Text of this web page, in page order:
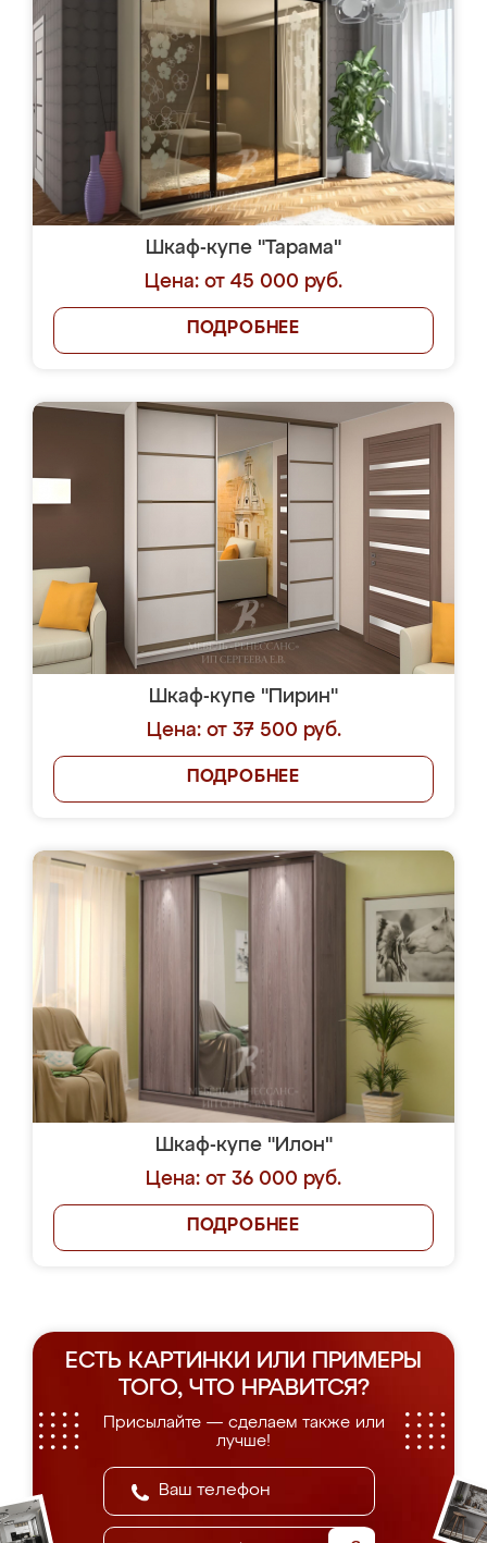
Шкаф-купе "Тарама"
Цена: от 45 000 руб.
ПОДРОБНЕЕ
Шкаф-купе "Пирин"
Цена: от 37 500 руб.
ПОДРОБНЕЕ
Шкаф-купе "Илон"
Цена: от 36 000 руб.
ПОДРОБНЕЕ
ЕСТЬ КАРТИНКИ ИЛИ ПРИМЕРЫ
ТОГО, ЧТО НРАВИТСЯ?
Присылайте — сделаем также или
лучше!